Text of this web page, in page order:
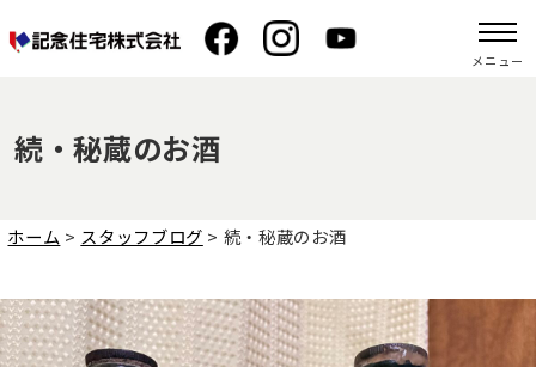
メニュー
続・秘蔵のお酒
ホーム > スタッフブログ > 続・秘蔵のお酒